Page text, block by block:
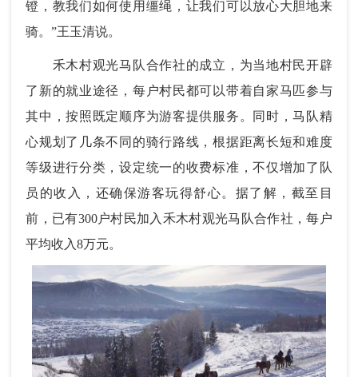
镫，教我们如何使用缰绳，让我们可以放心大胆地来
骑。”王玉清说。
禾木村观光马队合作社的成立，为当地村民开辟
了新的就业途径，每户村民都可以带着自家马匹参与
其中，按照既定顺序为游客提供服务。同时，马队精
心规划了几条不同的骑行路线，根据距离长短和难度
等级进行分类，设定统一的收费标准，不仅增加了队
员的收入，还确保游客玩得舒心。据了解，截至目
前，已有300户村民加入禾木村观光马队合作社，每户
平均收入8万元。